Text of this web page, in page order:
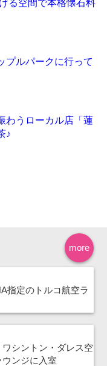
プルパークに行って
わうローカル店「蓮
♪
more
指定のトルコ航空ラ
ワシントン・ダレス空
ンジに入室